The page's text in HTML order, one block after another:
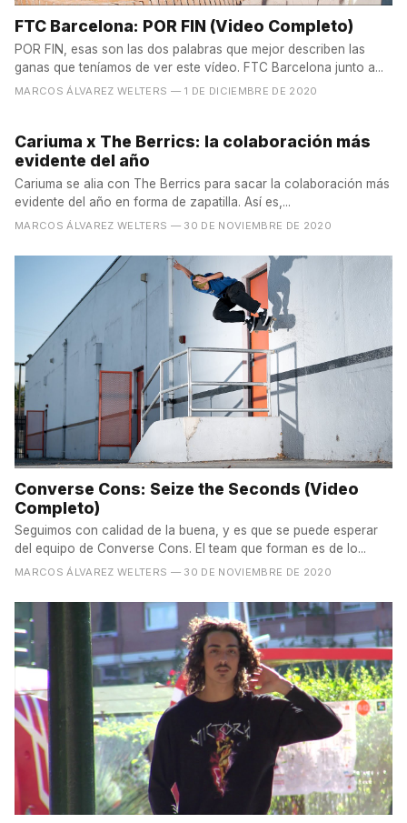
FTC Barcelona: POR FIN (Video Completo)
POR FIN, esas son las dos palabras que mejor describen las
ganas que teníamos de ver este vídeo. FTC Barcelona junto a...
MARCOS ÁLVAREZ WELTERS — 1 DE DICIEMBRE DE 2020
Cariuma x The Berrics: la colaboración más
evidente del año
Cariuma se alia con The Berrics para sacar la colaboración más
evidente del año en forma de zapatilla. Así es,...
MARCOS ÁLVAREZ WELTERS — 30 DE NOVIEMBRE DE 2020
Converse Cons: Seize the Seconds (Video
Completo)
Seguimos con calidad de la buena, y es que se puede esperar
del equipo de Converse Cons. El team que forman es de lo...
MARCOS ÁLVAREZ WELTERS — 30 DE NOVIEMBRE DE 2020